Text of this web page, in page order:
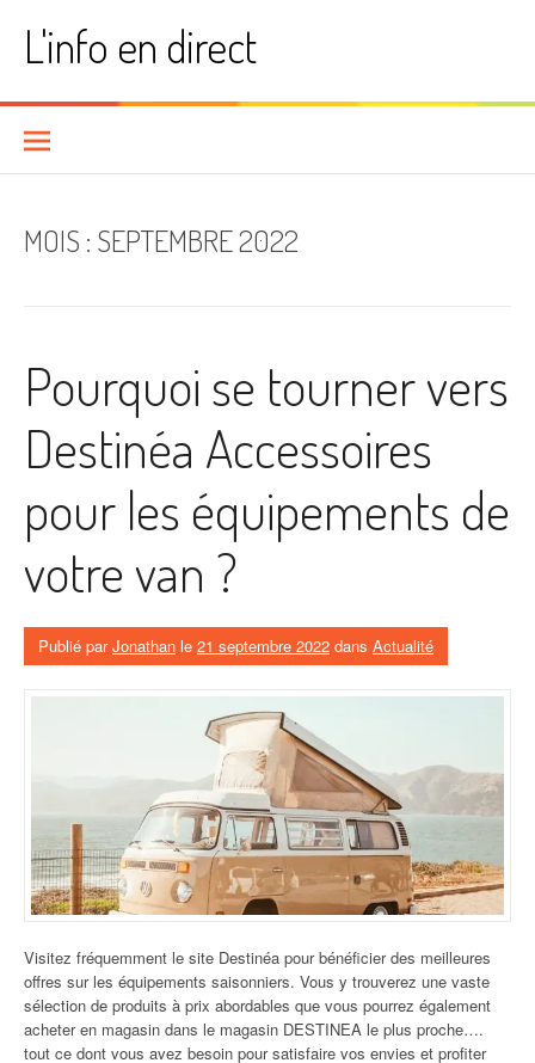
contenuL'info en direct
MOIS : SEPTEMBRE 2022
Pourquoi se tourner vers
Destinéa Accessoires
pour les équipements de
votre van ?
Publié parJonathan le 21 septembre 2022 dans Actualité
Visitez fréquemment le site Destinéa pour bénéficier des meilleures
offres sur les équipements saisonniers. Vous y trouverez une vaste
sélection de produits à prix abordables que vous pourrez également
acheter en magasin dans le magasin DESTINEA le plus proche….
tout ce dont vous avez besoin pour satisfaire vos envies et profiter